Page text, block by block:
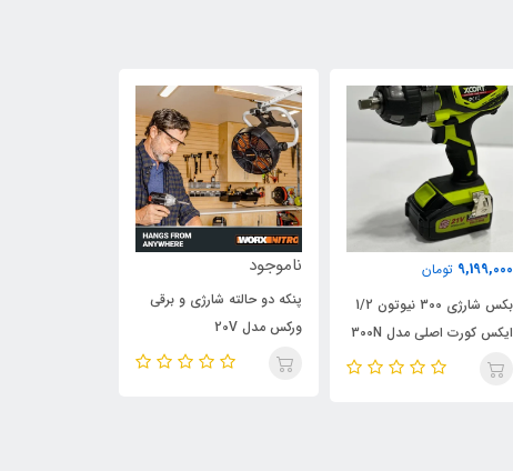
9,199,000 تومان
بکس شارژی 300 نیوتون 1/2
ایکس کورت اصلی مدل 300N
ناموجود
پنکه دو حالته شارژی و برقی
ورکس مدل 20V